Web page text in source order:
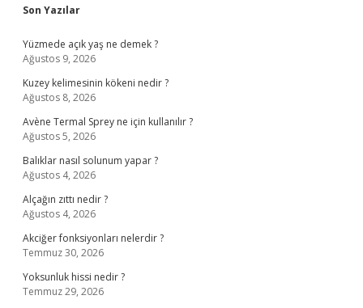
Sidebar
Son Yazılar
Yüzmede açık yaş ne demek ?
Ağustos 9, 2026
Kuzey kelimesinin kökeni nedir ?
Ağustos 8, 2026
Avène Termal Sprey ne için kullanılır ?
Ağustos 5, 2026
Balıklar nasıl solunum yapar ?
Ağustos 4, 2026
Alçağın zıttı nedir ?
Ağustos 4, 2026
Akciğer fonksiyonları nelerdir ?
Temmuz 30, 2026
Yoksunluk hissi nedir ?
Temmuz 29, 2026